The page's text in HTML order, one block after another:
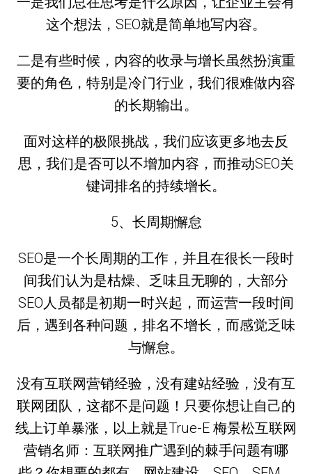
这个想法，SEO就是简单地写内容。
二是有些时候，内容的收录与增长虽然扮演重
要的角色，特别是冷门行业，我们很难做内容
的长期输出。
面对这样的极限挑战，我们应该更多地去反
思，我们是否可以不增加内容，而推动SEO关
键词排名的持续增长。
5、长周期懈怠
SEO是一个长周期的工作，并且在很长一段时
间我们认为是枯燥、乏味且无聊的，大部分
SEO人员都是初期一时兴起，而运营一段时间
后，遇到各种问题，排名不增长，而感觉乏味
与懈怠。
没有互联网营销经验，没有建站经验，没有互
联网团队，这都不是问题！只要你想让自己的
线上订单暴涨，以上就是True-E 梅景松互联网
营销名师：互联网推广遇到的棘手问题有哪